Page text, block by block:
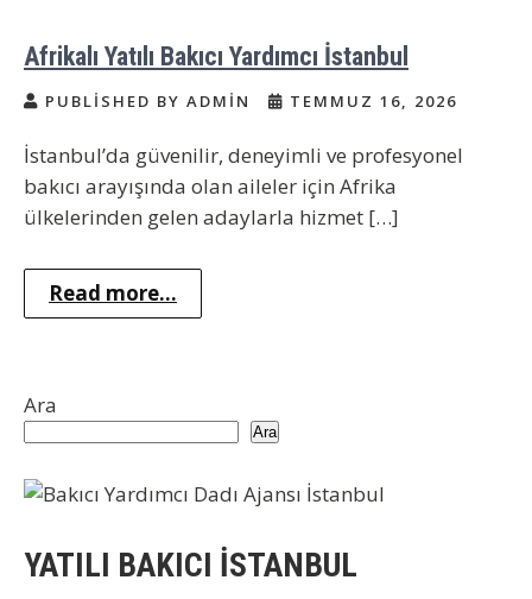
Afrikalı Yatılı Bakıcı Yardımcı İstanbul
PUBLISHED BY ADMIN TEMMUZ 16, 2026
İstanbul’da güvenilir, deneyimli ve profesyonel
bakıcı arayışında olan aileler için Afrika
ülkelerinden gelen adaylarla hizmet […]
Read more...
Ara
Ara
YATILI BAKICI İSTANBUL